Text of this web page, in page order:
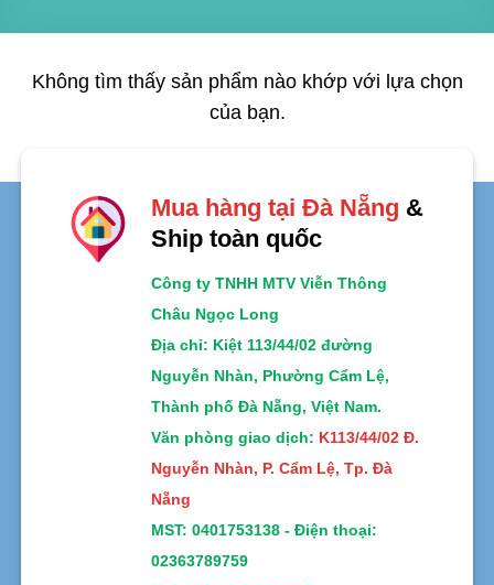
Không tìm thấy sản phẩm nào khớp với lựa chọn
của bạn.
Mua hàng tại Đà Nẵng &
Ship toàn quốc
Công ty TNHH MTV Viễn Thông
Châu Ngọc Long
Địa chỉ: Kiệt 113/44/02 đường
Nguyễn Nhàn, Phường Cẩm Lệ,
Thành phố Đà Nẵng, Việt Nam.
Văn phòng giao dịch: K113/44/02 Đ.
Nguyễn Nhàn, P. Cẩm Lệ, Tp. Đà
Nẵng
MST: 0401753138 - Điện thoại:
02363789759